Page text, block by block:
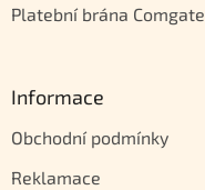
Platební brána Comgate
Informace
Obchodní podmínky
Reklamace